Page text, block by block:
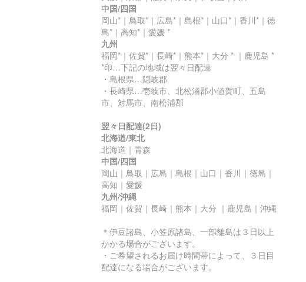
中国/四国
岡山*｜鳥取*｜広島*｜島根*｜山口*｜香川*｜徳
島*｜高知*｜愛媛 *
九州
福岡*｜佐賀*｜長崎*｜熊本*｜大分 * ｜鹿児島 *
*印…下記の地域は翌々日配達
・島根県…隠岐郡
・長崎県…壱岐市、北松浦郡小値賀町、五島
市、対馬市、南松浦郡
翌々日配達(2日)
北海道/東北
北海道｜青森
中国/四国
岡山｜鳥取｜広島｜島根｜山口｜香川｜徳島｜
高知｜愛媛
九州/沖縄
福岡｜佐賀｜長崎｜熊本｜大分 ｜鹿児島｜沖縄
＊伊豆諸島、小笠原諸島、一部離島は３日以上
かかる場合がございます。
・ご希望されるお届け時間帯によって、３日目
配達になる場合がございます。